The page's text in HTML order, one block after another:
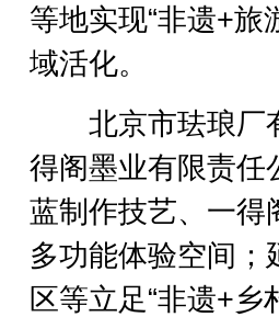
等地实现“非遗+旅
域活化。
北京市珐琅厂
得阁墨业有限责任
蓝制作技艺、一得
多功能体验空间；
区等立足“非遗+乡